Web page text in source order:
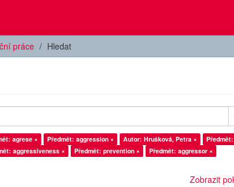
práce Hledat
agrese × Předmět: aggression × Autor: Hrušková, Petra ×
aggressiveness × Předmět: prevention ×
Předmět: aggressor ×
Zobrazit